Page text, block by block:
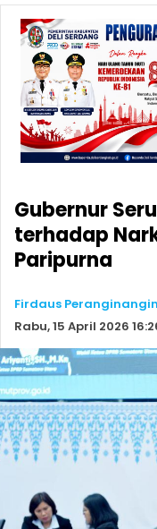
Gubernur
terhadap
Paripurna
Firdaus Peranginangin
Rabu, 15 April 2026